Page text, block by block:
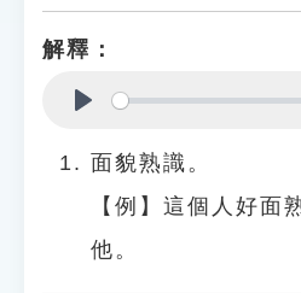
解釋：
面貌熟識。
【例】這個人好面
他。